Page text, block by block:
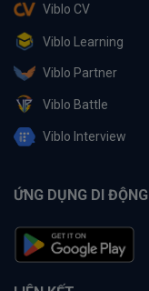
Viblo CV
Viblo Learning
Viblo Partner
Viblo Battle
Viblo Interview
ỨNG DỤNG DI ĐỘNG